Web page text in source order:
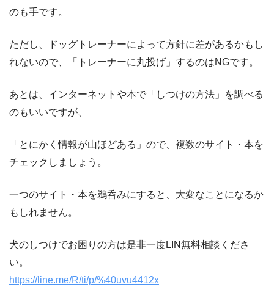
のも手です。
ただし、ドッグトレーナーによって方針に差があるかもし
れないので、「トレーナーに丸投げ」するのはNGです。
あとは、インターネットや本で「しつけの方法」を調べる
のもいいですが、
「とにかく情報が山ほどある」ので、複数のサイト・本を
チェックしましょう。
一つのサイト・本を鵜呑みにすると、大変なことになるか
もしれません。
犬のしつけでお困りの方は是非一度LIN無料相談くださ
い。
https://line.me/R/ti/p/%40uvu4412x